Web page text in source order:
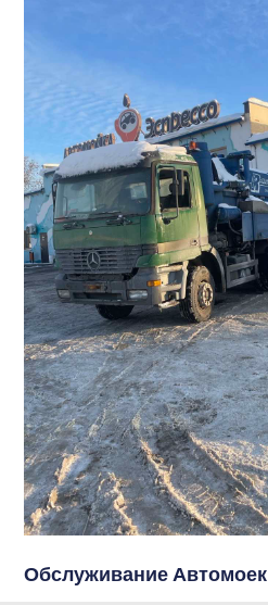
Обслуживание Автомоек